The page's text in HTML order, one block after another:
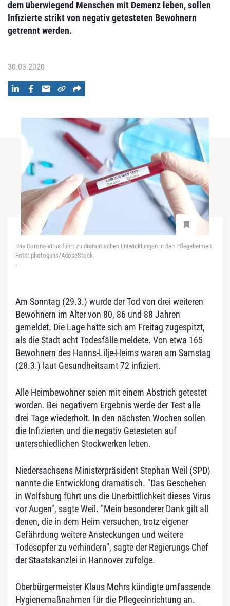
dem überwiegend Menschen mit Demenz leben, sollen
Infizierte strikt von negativ getesteten Bewohnern
getrennt werden.
30.03.2020
Das Corona-Virus führt zu dramatischen Entwicklungen in den Pflegeheimen.
Foto: photoguns/AdobeStock
-
Am Sonntag (29.3.) wurde der Tod von drei weiteren
Bewohnern im Alter von 80, 86 und 88 Jahren
gemeldet. Die Lage hatte sich am Freitag zugespitzt,
als die Stadt acht Todesfälle meldete. Von etwa 165
Bewohnern des Hanns-Lilje-Heims waren am Samstag
(28.3.) laut Gesundheitsamt 72 infiziert.
Alle Heimbewohner seien mit einem Abstrich getestet
worden. Bei negativem Ergebnis werde der Test alle
drei Tage wiederholt. In den nächsten Wochen sollen
die Infizierten und die negativ Getesteten auf
unterschiedlichen Stockwerken leben.
Niedersachsens Ministerpräsident Stephan Weil (SPD)
nannte die Entwicklung dramatisch. "Das Geschehen
in Wolfsburg führt uns die Unerbittlichkeit dieses Virus
vor Augen", sagte Weil. "Mein besonderer Dank gilt all
denen, die in dem Heim versuchen, trotz eigener
Gefährdung weitere Ansteckungen und weitere
Todesopfer zu verhindern", sagte der Regierungs-Chef
der Staatskanzlei in Hannover zufolge.
Oberbürgermeister Klaus Mohrs kündigte umfassende
Hygienemaßnahmen für die Pflegeeinrichtung an.